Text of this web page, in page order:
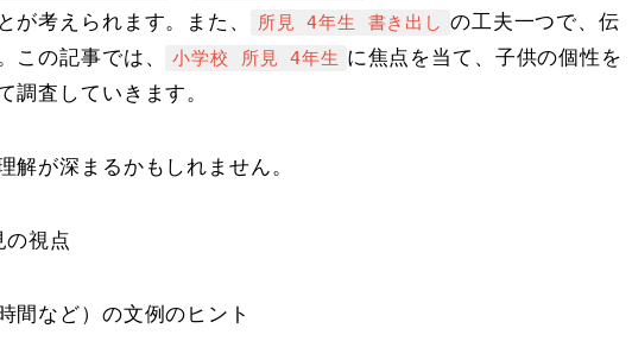
が考えられます。また、
所見 4年生 書き出し の工夫一つで、伝
この記事では、
小学校 所見 4年生 に焦点を当て、子供の個性を
調査していきます。
解が深まるかもしれません。
の視点
間など）の文例のヒント